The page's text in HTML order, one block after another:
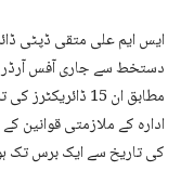
ایس ایم علی متقی ڈپٹی
ادارہ کے ملازمتی قوانین
کی تاریخ سے ایک برس تک